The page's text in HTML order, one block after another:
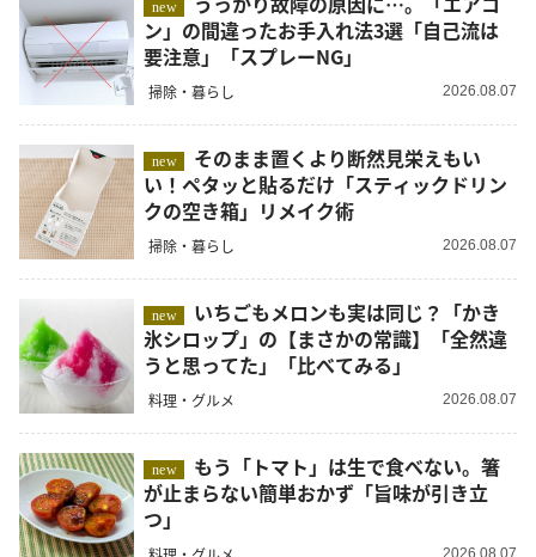
new
ン」の間違ったお手入れ法3選「自己流は
要注意」「スプレーNG」
掃除・暮らし 2026.08.07
new
い！ペタッと貼るだけ「スティックドリン
クの空き箱」リメイク術
掃除・暮らし 2026.08.07
new
氷シロップ」の【まさかの常識】「全然違
うと思ってた」「比べてみる」
料理・グルメ 2026.08.07
new
が止まらない簡単おかず「旨味が引き立
つ」
2026.08.07